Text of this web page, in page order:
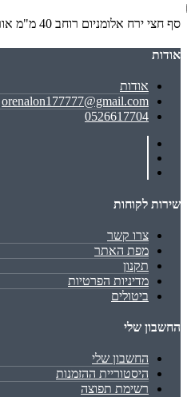
סף חצי ירח אלומניום רוחב 40 מ"מ אורך מוט 3 מטר
אודות
אודות
orenalon177777@gmail.com
0526617704
שירות לקוחות
צרו קשר
מפת האתר
תקנון
מדיניות הפרטיות
ביטולים
החשבון שלי
החשבון שלי
היסטוריית ההזמנות
רשימת תפוצה